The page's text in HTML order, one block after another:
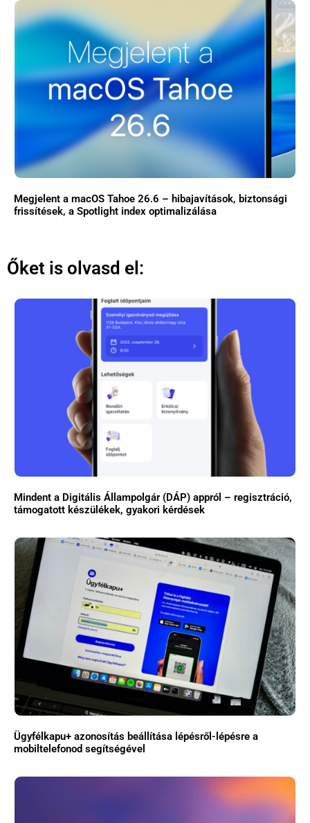
Megjelent a macOS Tahoe 26.6 – hibajavítások, biztonsági
frissítések, a Spotlight index optimalizálása
Őket is olvasd el:
Mindent a Digitális Állampolgár (DÁP) appról – regisztráció,
támogatott készülékek, gyakori kérdések
Ügyfélkapu+ azonosítás beállítása lépésről-lépésre a
mobiltelefonod segítségével